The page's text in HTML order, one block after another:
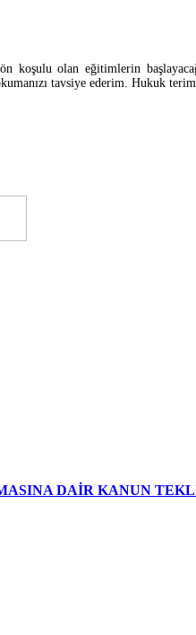
koşulu olan eğitimlerin
tavsiye ederim. Hukuk
DAİR KANUN